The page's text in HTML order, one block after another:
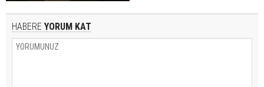
HABERE YORUM KAT